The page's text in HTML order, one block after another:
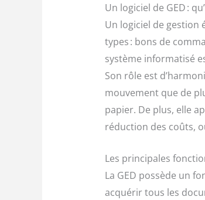
Un logiciel de GED :
Un logiciel de
types : bons de
système informatisé
Son rôle est
mouvement que de
papier. De plus, elle
réduction des coûts,
Les principales
La GED possède un
acquérir tous les